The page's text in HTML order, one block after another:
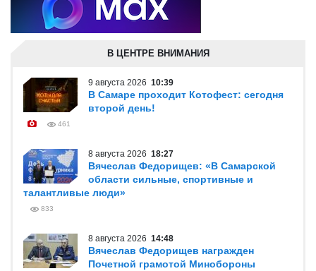
В ЦЕНТРЕ ВНИМАНИЯ
9 августа 2026 10:39
В Самаре проходит Котофест: сегодня
второй день!
461
8 августа 2026 18:27
Вячеслав Федорищев: «В Самарской
области сильные, спортивные и
талантливые люди»
833
8 августа 2026 14:48
Вячеслав Федорищев награжден
Почетной грамотой Минобороны